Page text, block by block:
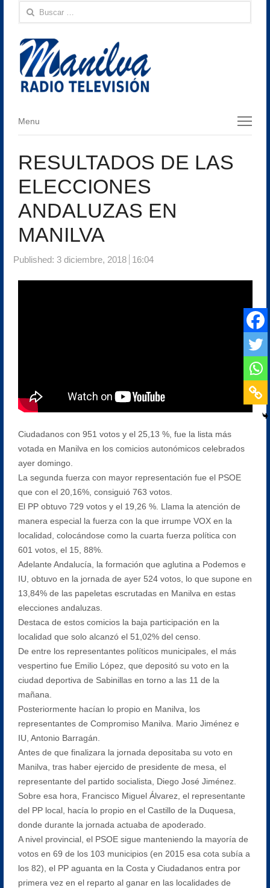
Buscar:
Menu
Menu
RESULTADOS DE LAS
ELECCIONES
ANDALUZAS EN
MANILVA
Published: 3 diciembre, 2018 16:04
Ciudadanos con 951 votos y el 25,13 %, fue la lista más
votada en Manilva en los comicios autonómicos celebrados
ayer domingo.
La segunda fuerza con mayor representación fue el PSOE
que con el 20,16%, consiguió 763 votos.
El PP obtuvo 729 votos y el 19,26 %. Llama la atención de
manera especial la fuerza con la que irrumpe VOX en la
localidad, colocándose como la cuarta fuerza política con
601 votos, el 15, 88%.
Adelante Andalucía, la formación que aglutina a Podemos e
IU, obtuvo en la jornada de ayer 524 votos, lo que supone en
13,84% de las papeletas escrutadas en Manilva en estas
elecciones andaluzas.
Destaca de estos comicios la baja participación en la
localidad que solo alcanzó el 51,02% del censo.
De entre los representantes políticos municipales, el más
vespertino fue Emilio López, que depositó su voto en la
ciudad deportiva de Sabinillas en torno a las 11 de la
mañana.
Posteriormente hacían lo propio en Manilva, los
representantes de Compromiso Manilva. Mario Jiménez e
IU, Antonio Barragán.
Antes de que finalizara la jornada depositaba su voto en
Manilva, tras haber ejercido de presidente de mesa, el
representante del partido socialista, Diego José Jiménez.
Sobre esa hora, Francisco Miguel Álvarez, el representante
del PP local, hacía lo propio en el Castillo de la Duquesa,
donde durante la jornada actuaba de apoderado.
A nivel provincial, el PSOE sigue manteniendo la mayoría de
votos en 69 de los 103 municipios (en 2015 esa cota subía a
los 82), el PP aguanta en la Costa y Ciudadanos entra por
primera vez en el reparto al ganar en las localidades de